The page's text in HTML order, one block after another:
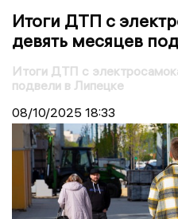
Итоги ДТП с
девять месяцев
Итоги ДТП с
подвели в Липецке
08/10/2025 18:33